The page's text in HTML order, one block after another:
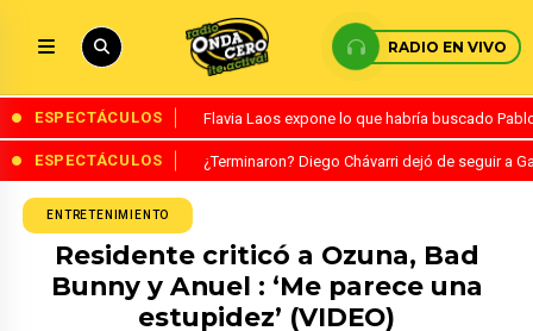
RADIO EN VIVO
ESPECTÁCULOS Flavia Laos expone lo que habría buscado
ESPECTÁCULOS ¿Terminaron? Diego Chávarri dejó de seguir a
ENTRETENIMIENTO
Residente criticó a Ozuna, Bad
Bunny y Anuel : ‘Me parece una
estupidez’ (VIDEO)